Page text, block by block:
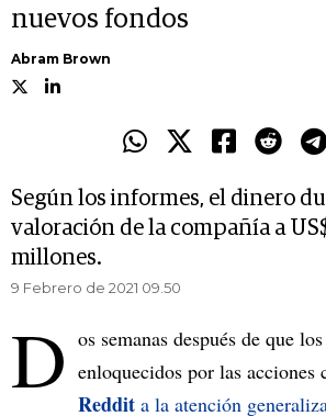
nuevos fondos
Abram Brown
Según los informes, el dinero
valoración de la compañía a
millones.
9 Febrero de 2021 09.50
D os semanas después de que
enloquecidos por las acciones
Reddit a la atención